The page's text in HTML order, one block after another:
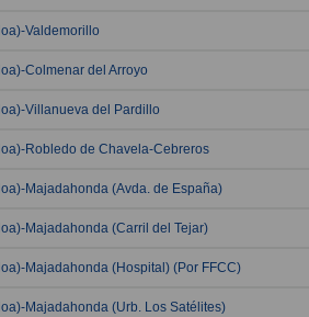
Valdemorillo
Colmenar del Arroyo
Villanueva del Pardillo
Robledo de Chavela-Cebreros
Majadahonda (Avda. de España)
Majadahonda (Carril del Tejar)
Majadahonda (Hospital) (Por FFCC)
Majadahonda (Urb. Los Satélites)